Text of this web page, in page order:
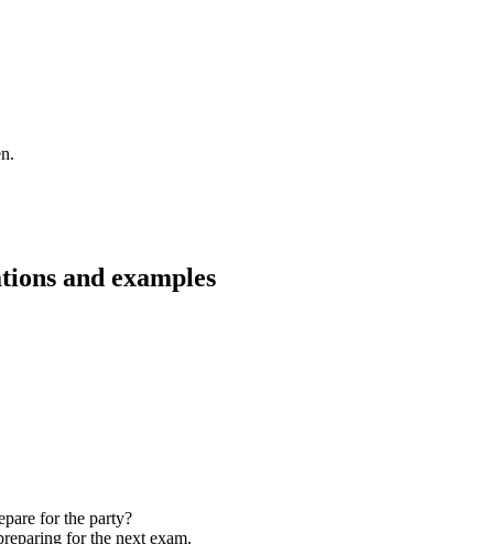
and examples
for the party?
for the next exam.